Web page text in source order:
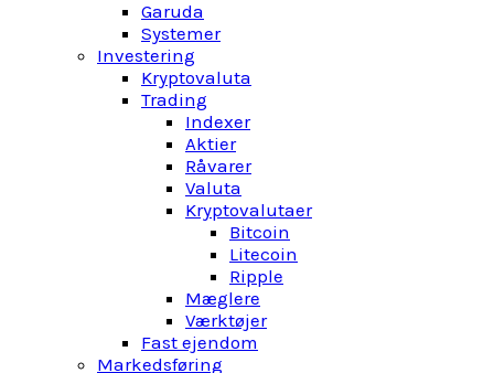
Garuda
Systemer
Investering
Kryptovaluta
Trading
Indexer
Aktier
Råvarer
Valuta
Kryptovalutaer
Bitcoin
Litecoin
Ripple
Mæglere
Værktøjer
Fast ejendom
Markedsføring